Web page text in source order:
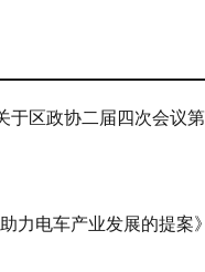
区政协二届四次会议第
电车产业发展的提案